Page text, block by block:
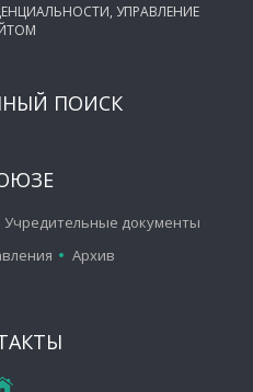
, УПРАВЛЕНИЕ
ПОИСК
Учредительные документы
Архив